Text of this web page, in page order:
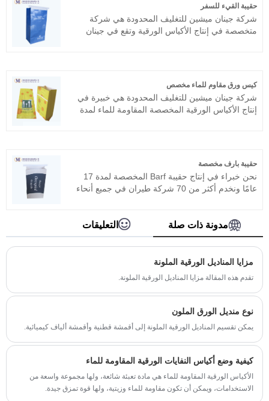
الجيد معهم لسنوات عديدة، ولم تحدث شكاوى كبيرة
أبدًا.
حقيبة القيء للسفر
شركة جينان ميشين للتغليف المحدودة هي شركة
متخصصة في إنتاج الأكياس الورقية وتقع في جينان
مجموعة كاملة من المزودين لعملائنا، بدءًا من تصميم
اللوحات والطباعة وصنع الأكياس وحتى خدمة التصدير.
كما يمكن الوصول إلى مزود OEM أيضًا.
كيس ورق مقاوم للماء مخصص
شركة جينان ميشين للتغليف المحدودة هي خبيرة في
إنتاج الأكياس الورقية المخصصة المقاومة للماء لمدة
الحياة لزيارة الأعمال التجارية والنظر فيها والتفاوض
بشأنها، ونأمل بلا شك في الفوز معك!
حقيبة بارف مخصصة
نحن خبراء في إنتاج حقيبة Barf المخصصة لمدة 17
عامًا ونخدم أكثر من 70 شركة طيران في جميع أنحاء
للحصول على أفضل المنتجات الاستثنائية على
الإطلاق، فرحة العملاء هي أكبر متعة لدينا.
مدونة ذات صلة التعليقات
مزايا المناديل الورقية الملونة
تقدم هذه المقالة مزايا المناديل الورقية الملونة.
نوع منديل الورق الملون
يمكن تقسيم المناديل الورقية الملونة إلى أقمشة قطنية وأقمشة ألياف كيميائية.
كيفية وضع أكياس النفايات الورقية المقاومة للماء
الأكياس الورقية المقاومة للماء هي مادة تعبئة شائعة، ولها مجموعة واسعة من
الاستخدامات، ويمكن أن تكون مقاومة للماء وزيتية، ولها قوة تمزق جيدة.